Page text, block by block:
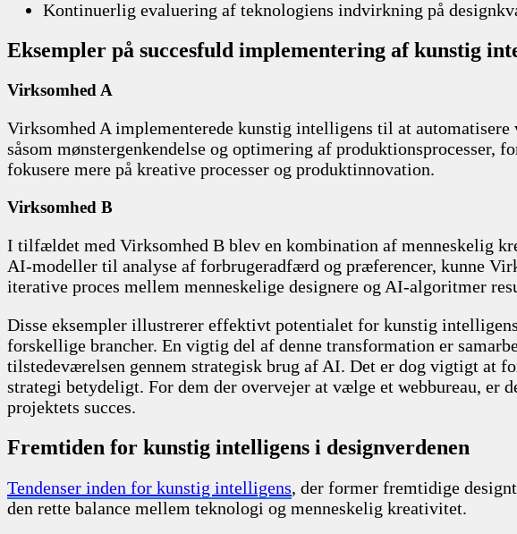
Kontinuerlig evaluering af teknologiens indvirkning på
Eksempler på succesfuld implementering af kunstig
Virksomhed A
Virksomhed A implementerede kunstig intelligens til at
såsom mønstergenkendelse og optimering af produktionsprocesser,
fokusere mere på kreative processer og produktinnovation.
Virksomhed B
I tilfældet med Virksomhed B blev en kombination af menneskelig
AI-modeller til analyse af forbrugeradfærd og præferencer, kunne
iterative proces mellem menneskelige designere og AI-algoritmer
Disse eksempler illustrerer effektivt potentialet for kunstig
forskellige brancher. En vigtig del af denne transformation er
tilstedeværelsen gennem strategisk brug af AI. Det er dog vigtigt at
strategi betydeligt. For dem der overvejer at vælge et webbureau, er
projektets succes.
Fremtiden for kunstig intelligens i designverdenen
Tendenser inden for kunstig intelligens, der former fremtidige
den rette balance mellem teknologi og menneskelig kreativitet.